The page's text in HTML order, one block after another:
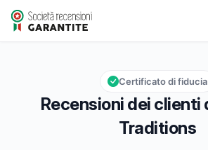
Thés & Traditions
Valutazione globale: 9,8 su 10
9,8/10
Recensioni dei clienti
Traditions
Certificato di fiducia